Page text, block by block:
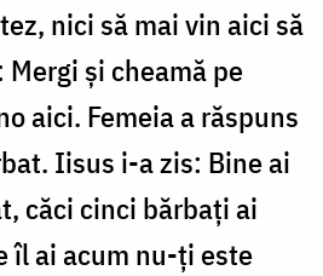
nici să mai vin aici să
și cheamă pe
aici. Femeia a răspuns
Iisus i-a zis: Bine ai
căci cinci bărbați ai
îl ai acum nu-ți este